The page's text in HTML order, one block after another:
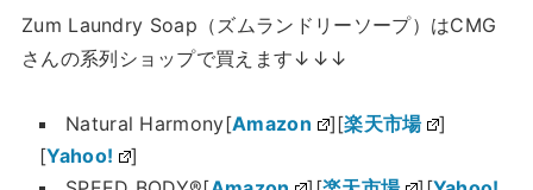
Zum Laundry Soap（ズムランドリーソープ）はCMG
さんの系列ショップで買えます↓↓↓
Natural Harmony[Amazon ][楽天市場
]
[Yahoo!
]